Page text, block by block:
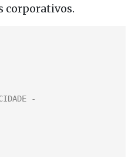
corporativos.